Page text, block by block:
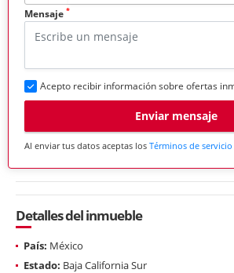
Mensaje *
Acepto recibir información sobre ofertas
Enviar mensaje
Al enviar tus datos aceptas los Términos de
Detalles del inmueble
País: México
Estado: Baja California Sur